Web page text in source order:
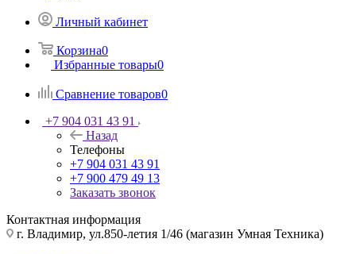
Личный кабинет
Корзина0
Избранные товары0
Сравнение товаров0
+7 904 031 43 91
Назад
Телефоны
+7 904 031 43 91
+7 900 479 49 13
Заказать звонок
Контактная информация
г. Владимир, ул.850-летия 1/46 (магазин Умная Техника)